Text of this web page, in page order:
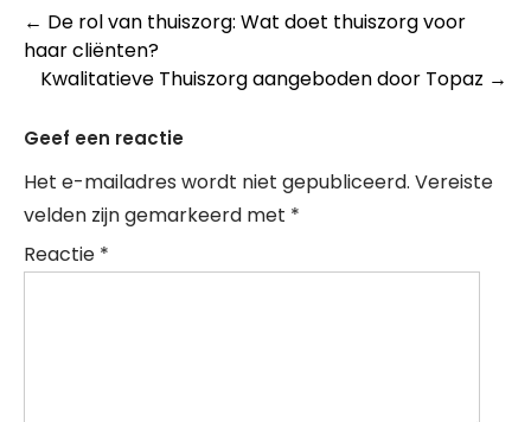
Post
navigation
← De rol van thuiszorg: Wat doet thuiszorg voor
haar cliënten?
Kwalitatieve Thuiszorg aangeboden door Topaz →
Geef een reactie
Het e-mailadres wordt niet gepubliceerd. Vereiste
velden zijn gemarkeerd met *
Reactie *